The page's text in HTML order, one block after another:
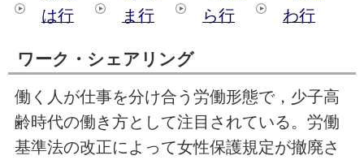
は行
ま行 ら行 わ行
ワーク・シェアリング
働く人が仕事を分け合う労働形態で，少子高
齢時代の働き方として注目されている。労働
基準法の改正によって女性保護規定が撤廃さ